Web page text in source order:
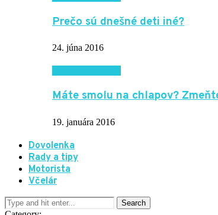
Prečo sú dnešné deti iné?
24. júna 2016
Máte smolu na chlapov?
19. januára 2016
Dovolenka
Rady a tipy
Motorista
Včelár